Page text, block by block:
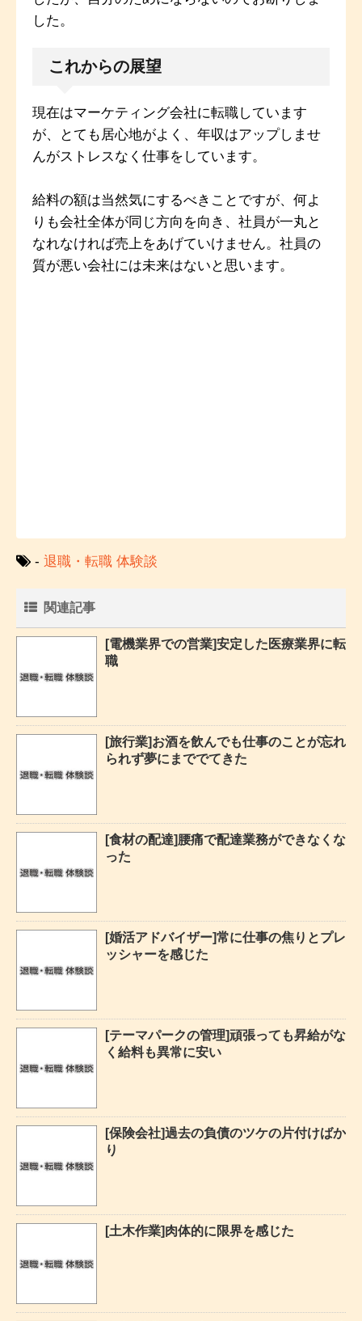
した。
これからの展望
現在はマーケティング会社に転職しています
が、とても居心地がよく、年収はアップしませ
んがストレスなく仕事をしています。
給料の額は当然気にするべきことですが、何よ
りも会社全体が同じ方向を向き、社員が一丸と
なれなければ売上をあげていけません。社員の
質が悪い会社には未来はないと思います。
- 退職・転職 体験談
関連記事
[電機業界での営業]安定した医療業界に転
職
[旅行業]お酒を飲んでも仕事のことが忘れ
られず夢にまででてきた
[食材の配達]腰痛で配達業務ができなくな
った
[婚活アドバイザー]常に仕事の焦りとプレ
ッシャーを感じた
[テーマパークの管理]頑張っても昇給がな
く給料も異常に安い
[保険会社]過去の負債のツケの片付けばか
り
[土木作業]肉体的に限界を感じた